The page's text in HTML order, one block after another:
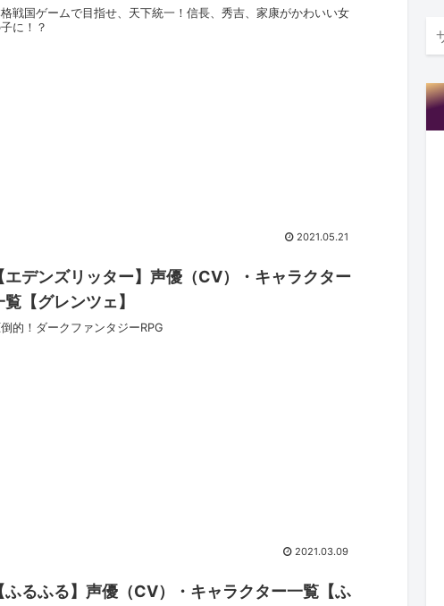
戦国ゲームで目指せ、天下統一！信長、秀吉、家康がかわいい女
に！？
2021.05.21
エデンズリッター】声優（CV）・キャラクター
覧【グレンツェ】
的！ダークファンタジーRPG
2021.03.09
ふるふる】声優（CV）・キャラクター一覧【ふ